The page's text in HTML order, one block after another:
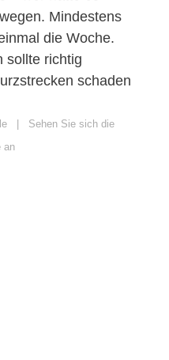
Mindestens
die Woche.
sollte richtig
schaden
Sehen Sie sich die
an